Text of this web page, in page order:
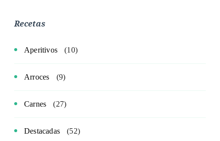
Recetas
Aperitivos (10)
Arroces (9)
Carnes (27)
Destacadas (52)